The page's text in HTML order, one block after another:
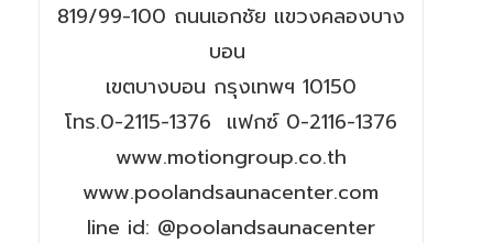
819/99-100 ถนนเอกชัย แขวงคลองบาง
บอน
เขตบางบอน กรุงเทพฯ 10150
โทร.0-2115-1376 แฟกซ์ 0-2116-1376
www.motiongroup.co.th
www.poolandsaunacenter.com
line id: @poolandsaunacenter